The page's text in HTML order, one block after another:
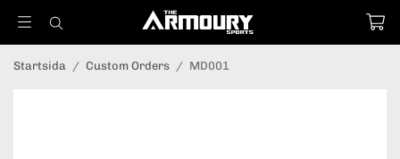
Startsida / Custom Orders / MD001